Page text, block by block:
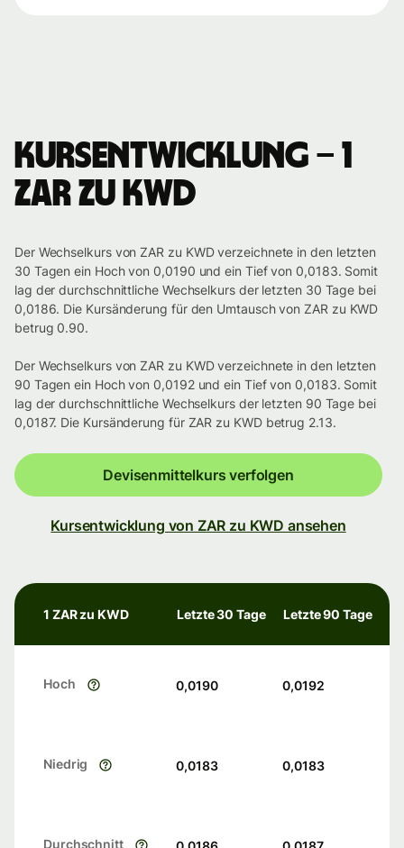
Kursentwicklung – 1
ZAR zu KWD
Der Wechselkurs von ZAR zu KWD verzeichnete in den letzten
30 Tagen ein Hoch von 0,0190 und ein Tief von 0,0183. Somit
lag der durchschnittliche Wechselkurs der letzten 30 Tage bei
0,0186. Die Kursänderung für den Umtausch von ZAR zu KWD
betrug 0.90.
Der Wechselkurs von ZAR zu KWD verzeichnete in den letzten
90 Tagen ein Hoch von 0,0192 und ein Tief von 0,0183. Somit
lag der durchschnittliche Wechselkurs der letzten 90 Tage bei
0,0187. Die Kursänderung für ZAR zu KWD betrug 2.13.
Devisenmittelkurs verfolgen
Kursentwicklung von ZAR zu KWD ansehen
1 ZAR zu KWD Letzte 30 Tage Letzte 90 Tage
Hoch 0,0190 0,0192
Niedrig 0,0183 0,0183
Durchschnitt